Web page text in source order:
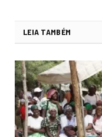
LEIA TAMBÉM